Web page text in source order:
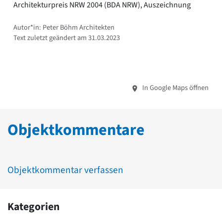
Architekturpreis NRW 2004 (BDA NRW), Auszeichnung
Autor*in: Peter Böhm Architekten
Text zuletzt geändert am 31.03.2023
In Google Maps öffnen
Objektkommentare
Objektkommentar verfassen
Kategorien